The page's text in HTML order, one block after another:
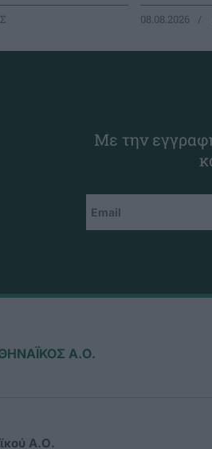
08.08.2026
Με την
Α.Ο.
Α.Ο.